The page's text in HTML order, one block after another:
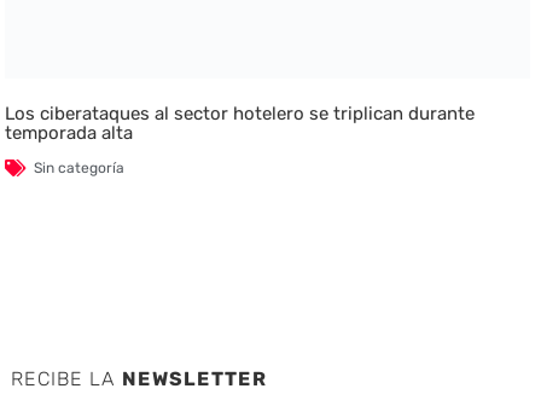
Los ciberataques al sector hotelero se triplican durante
temporada alta
Sin categoría
RECIBE LA NEWSLETTER